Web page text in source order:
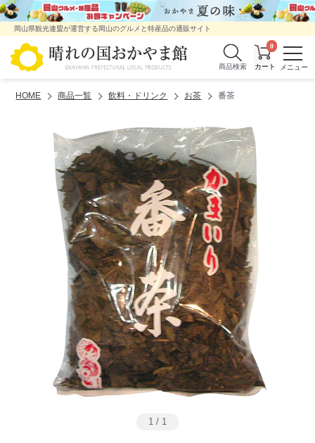
岡山県観光連盟が運営する岡山のグルメと特産品の通販サイト
商品検索
0
HOME 商品一覧 飲料・ドリンク お茶 番茶
1 / 1